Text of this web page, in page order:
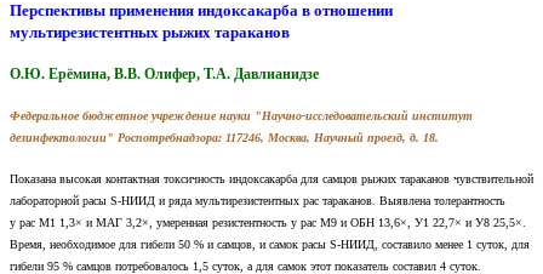
Перспективы применения индоксакарба в отношении
мультирезистентных рыжих тараканов
О.Ю. Ерёмина, В.В. Олифер, Т.А. Давлианидзе
Федеральное бюджетное учреждение науки "Научно-исследовательский институт
дезинфектологии" Роспотребнадзора: 117246, Москва, Научный проезд, д. 18.
Показана высокая контактная токсичность индоксакарба для самцов рыжих тараканов чувствительной
лабораторной расы S-НИИД и ряда мультирезистентных рас тараканов. Выявлена толерантность
у рас М1 1,3× и МАГ 3,2× , умеренная резистентность у рас М9 и ОБН 13,6× , У1 22,7× и У8 25,5×
Время, необходимое для гибели 50 % и самцов, и самок расы S-НИИД, составило менее 1 суток, для
гибели 95 % самцов потребовалось 1,5 суток, а для самок этот показатель составил 4 суток.